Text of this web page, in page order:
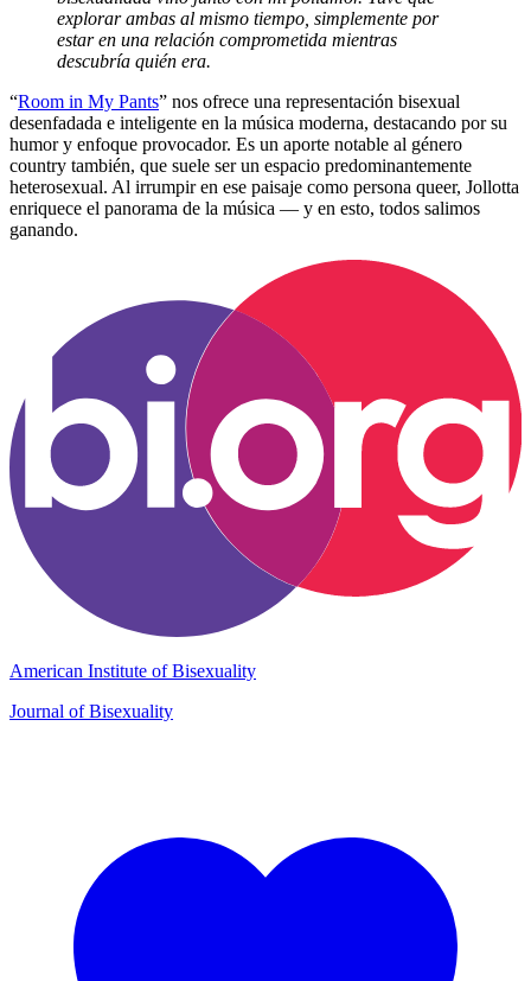
explorar ambas al mismo tiempo, simplemente por
estar en una relación comprometida mientras
descubría quién era.
“Room in My Pants” nos ofrece una representación bisexual
desenfadada e inteligente en la música moderna, destacando por su
humor y enfoque provocador. Es un aporte notable al género
country también, que suele ser un espacio predominantemente
heterosexual. Al irrumpir en ese paisaje como persona queer, Jollotta
enriquece el panorama de la música — y en esto, todos salimos
ganando.
American Institute of Bisexuality
Journal of Bisexuality